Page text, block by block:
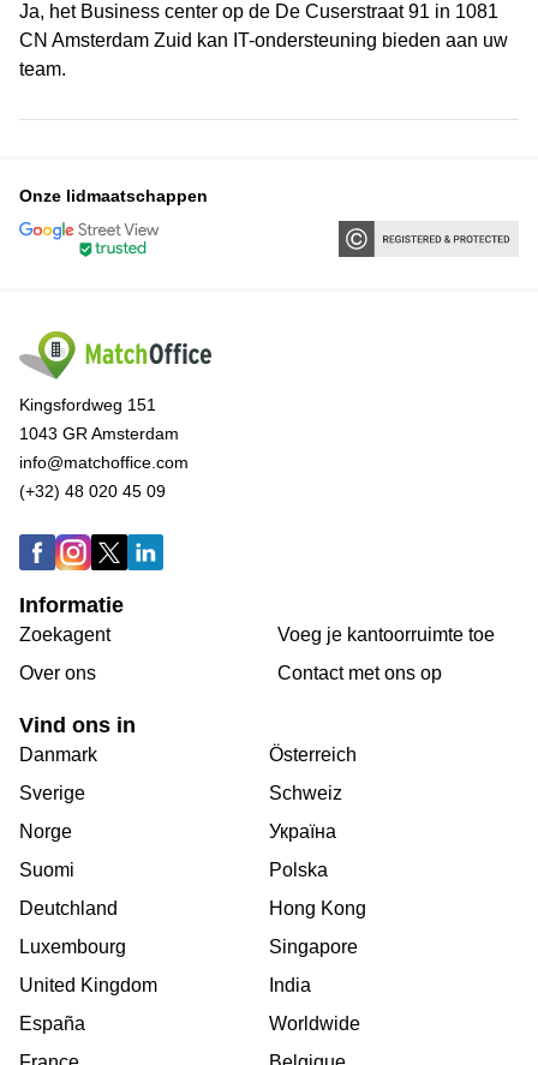
Ja, het Business center op de De Cuserstraat 91 in 1081
CN Amsterdam Zuid kan IT-ondersteuning bieden aan uw
team.
Onze lidmaatschappen
Kingsfordweg 151
1043 GR Amsterdam
info@matchoffice.com
(+32) 48 020 45 09
Informatie
Zoekagent
Over ons
Voeg je kantoorruimte toe
Сontact met ons op
Vind ons in
Danmark
Sverige
Norge
Suomi
Deutchland
Luxembourg
United Kingdom
España
Österreich
Schweiz
Україна
Polska
Hong Kong
Singapore
India
Worldwide